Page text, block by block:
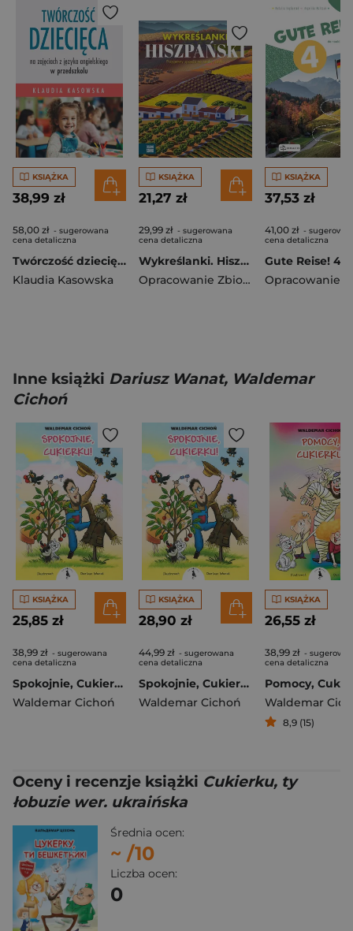
KSIĄŻKA
38,99 zł
58,00 zł - sugerowana
cena detaliczna
Twórczość dziecięca na zajęciach z języka angielskiego w przedszkolu
Klaudia Kasowska
KSIĄŻKA
21,27 zł
29,99 zł - sugerowana
cena detaliczna
Wykreślanki. Hiszpański
Opracowanie Zbiorowe
KSIĄŻKA
37,53 zł
41,00 zł -
cena detaliczna
Inne książki Dariusz Wanat, Waldemar
Cichoń
KSIĄŻKA
25,85 zł
38,99 zł - sugerowana
cena detaliczna
Spokojnie, Cukierku!
Waldemar Cichoń
KSIĄŻKA
28,90 zł
44,99 zł - sugerowana
cena detaliczna
Spokojnie, Cukierku!
Waldemar Cichoń
KSIĄŻKA
26,55 zł
38,99 zł -
cena detaliczna
Pomocy,
Waldemar
8,9 (15)
Oceny i recenzje książki Cukierku, ty
łobuzie wer. ukraińska
Średnia ocen:
~ /10
Liczba ocen:
0